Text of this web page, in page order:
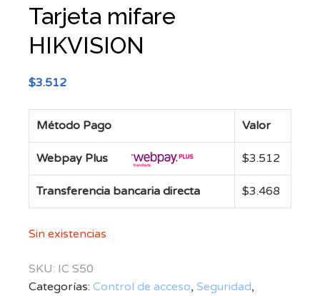
Tarjeta mifare
HIKVISION
$3.512
Método Pago Valor
Webpay Plus $3.512
Transferencia bancaria directa $3.468
Sin existencias
SKU: IC S50
Categorías: Control de acceso, Seguridad,